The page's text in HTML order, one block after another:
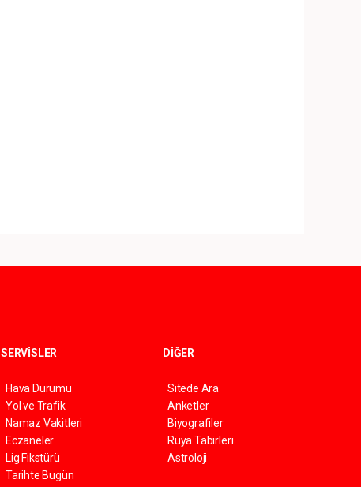
SERVİSLER
Hava Durumu
Yol ve Trafik
Namaz Vakitleri
Eczaneler
Lig Fikstürü
Tarihte Bugün
DİĞER
Sitede Ara
Anketler
Biyografiler
Rüya Tabirleri
Astroloji